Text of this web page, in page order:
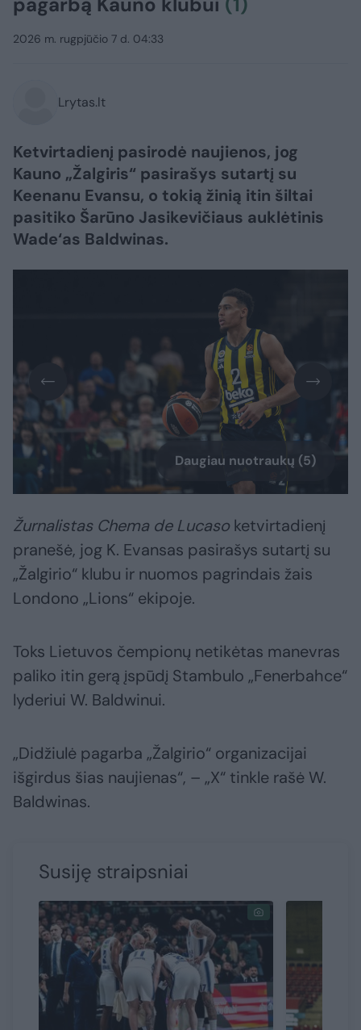
2026 m. rugpjūčio 7 d. 04:33
Lrytas.lt
Ketvirtadienį pasirodė naujienos, jog
Kauno „Žalgiris“ pasirašys sutartį su
Keenanu Evansu, o tokią žinią itin šiltai
pasitiko Šarūno Jasikevičiaus auklėtinis
Wade‘as Baldwinas.
Daugiau nuotraukų (5)
Žurnalistas Chema de Lucaso ketvirtadienį
pranešė, jog K. Evansas pasirašys sutartį su
„Žalgirio“ klubu ir nuomos pagrindais žais
Londono „Lions“ ekipoje.
Toks Lietuvos čempionų netikėtas manevras
paliko itin gerą įspūdį Stambulo „Fenerbahce“
lyderiui W. Baldwinui.
„Didžiulė pagarba „Žalgirio“ organizacijai
išgirdus šias naujienas“, – „X“ tinkle rašė W.
Baldwinas.
Susiję straipsniai